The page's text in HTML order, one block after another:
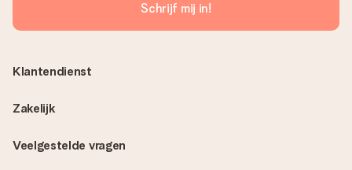
Schrijf mij in!
Veelgestelde vragen
Klantendienst
Zakelijk